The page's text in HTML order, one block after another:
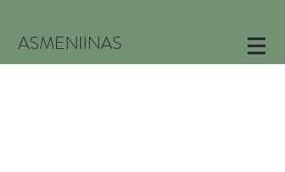
ASMENIINAS